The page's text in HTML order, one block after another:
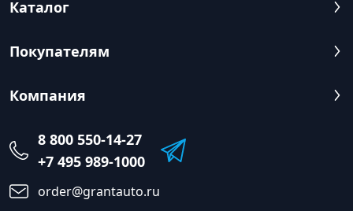
Каталог
Покупателям
Компания
8 800 550-14-27
+7 495 989-1000
order@grantauto.ru